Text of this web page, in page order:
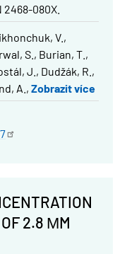
2468-080X.
V.
S.
Burian, T.
J.
Dudžák, R.
A. Zobrazit více
OF 2.8 ΜM